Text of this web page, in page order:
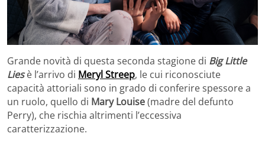
Grande novità di questa seconda stagione di Big Little
Liesè l’arrivo di Meryl Streep, le cui riconosciute
capacità attoriali sono in grado di conferire spessore a
un ruolo, quello di Mary Louise(madre del defunto
Perry), che rischia altrimenti l’eccessiva
caratterizzazione.